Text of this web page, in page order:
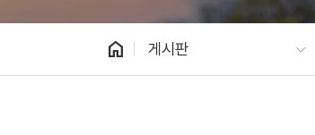
home 게시판